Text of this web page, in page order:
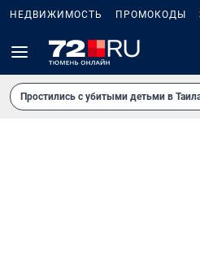
НЕДВИЖИМОСТЬ ПРОМОКОДЫ
Простились с убитыми детьми в